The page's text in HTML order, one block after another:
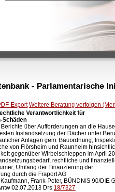
- Parlamentarische
Export Weitere Beratung verfolgen
Verantwortlichkeit für
Schäden
über Aufforderungen an die
Instandsetzung der Dächer unter
Anlagen gem. Bauordnung;
von Flörsheim und Raunheim
gegenüber Wirbelschleppen im April
rechtliche und
Umfang der Finanzierung der
durch die Fraport AG
Kaufmann, Frank-Peter, BÜNDNIS 90/
02.07.2013 Drs
18/7327